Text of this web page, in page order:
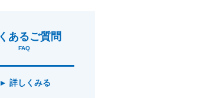
あるご質問
FAQ
詳しくみる